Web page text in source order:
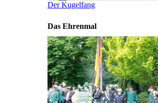
Der Kugelfang
Das Ehrenmal